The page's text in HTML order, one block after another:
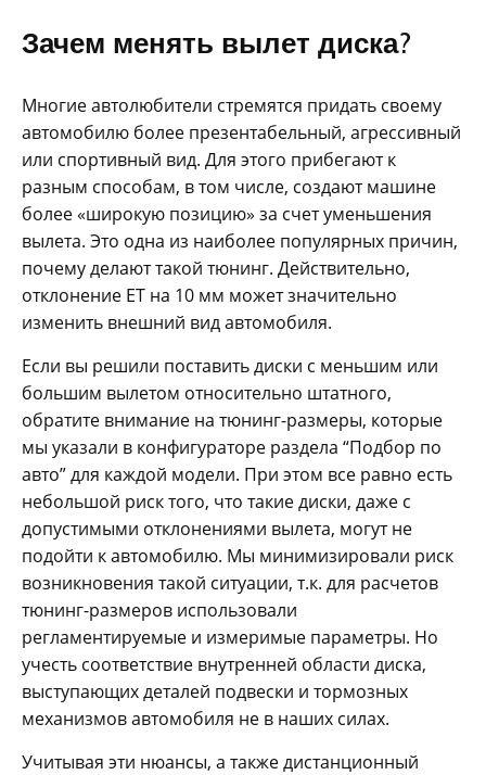
Зачем менять вылет диска?
Многие автолюбители стремятся придать своему
автомобилю более презентабельный, агрессивный
или спортивный вид. Для этого прибегают к
разным способам, в том числе, создают машине
более «широкую позицию» за счет уменьшения
вылета. Это одна из наиболее популярных причин,
почему делают такой тюнинг. Действительно,
отклонение ЕТ на 10 мм может значительно
изменить внешний вид автомобиля.
Если вы решили поставить диски с меньшим или
большим вылетом относительно штатного,
обратите внимание на тюнинг-размеры, которые
мы указали в конфигураторе раздела “Подбор по
авто” для каждой модели. При этом все равно есть
небольшой риск того, что такие диски, даже с
допустимыми отклонениями вылета, могут не
подойти к автомобилю. Мы минимизировали риск
возникновения такой ситуации, т.к. для расчетов
тюнинг-размеров использовали
регламентируемые и измеримые параметры. Но
учесть соответствие внутренней области диска,
выступающих деталей подвески и тормозных
механизмов автомобиля не в наших силах.
Учитывая эти нюансы, а также дистанционный